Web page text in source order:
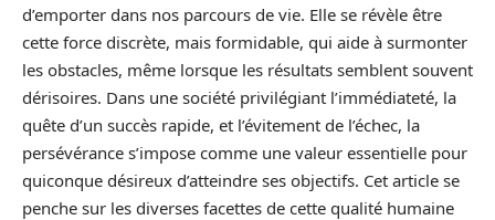
d’emporter dans nos parcours de vie. Elle se révèle être
cette force discrète, mais formidable, qui aide à surmonter
les obstacles, même lorsque les résultats semblent souvent
dérisoires. Dans une société privilégiant l’immédiateté, la
quête d’un succès rapide, et l’évitement de l’échec, la
persévérance s’impose comme une valeur essentielle pour
quiconque désireux d’atteindre ses objectifs. Cet article se
penche sur les diverses facettes de cette qualité humaine